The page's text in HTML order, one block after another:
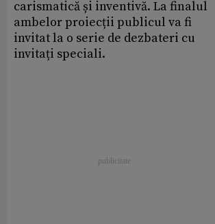
carismatică și inventivă. La finalul
ambelor proiecții publicul va fi
invitat la o serie de dezbateri cu
invitați speciali.